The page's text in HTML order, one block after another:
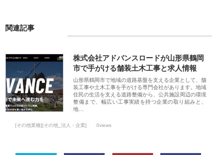
関連記事
株式会社アドバンスロードが山形県鶴岡
市で手がける舗装土木工事と求人情報
山形県鶴岡市で地域の道路基盤を支える企業として、舗
装工事や土木工事を手がける専門会社があります。地域
住民の生活を支える道路整備から、公共施設周辺の環境
整備まで、幅広い工事実績を持つ企業の取り組みと、
地…
[その他業種][その他_法人・企業] 0views